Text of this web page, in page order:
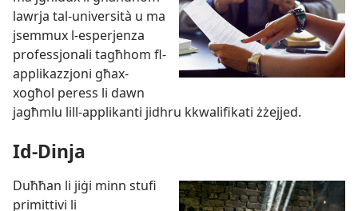
lawrja tal-​università u ma
jsemmux l-​esperjenza
professjonali tagħhom fl-​
applikazzjoni għax-​
xogħol peress li dawn
jagħmlu lill-​applikanti jidhru kkwalifikati żżejjed.
Id-​Dinja
Duħħan li jiġi minn stufi
primittivi li